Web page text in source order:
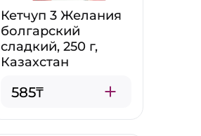
Кетчуп 3 Желания
болгарский
сладкий, 250 г,
Казахстан
585₸